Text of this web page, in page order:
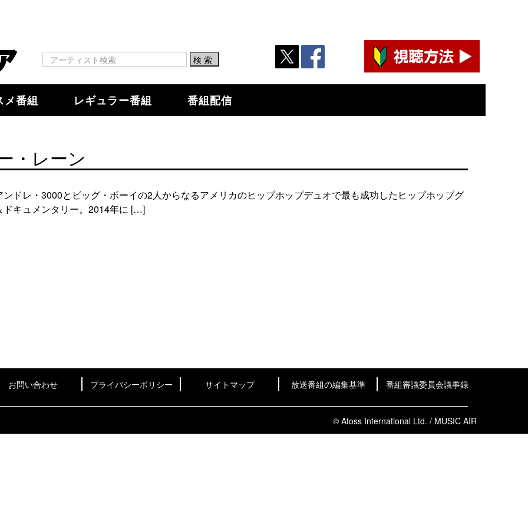
メ番組 レギュラー番組 番組配信
・レーン
ドレ・3000とビッグ・ボーイの2人からなるアメリカのヒップホップデュオで最も成功したヒップホップグ
ドキュメンタリー。2014年に […]
お問い合わせ プライバシーポリシー サイトマップ 放送番組の編集基準 番組審議委員会議事録
© Atoss International Ltd. / MUSIC AIR